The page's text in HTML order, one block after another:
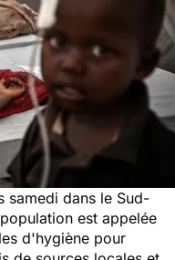
samedi dans le Sud-
est appelée
d'hygiène pour